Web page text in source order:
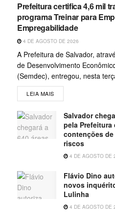
Prefeitura certifica 4,6 mil
programa Treinar para
Empregabilidade
4 DE AGOSTO DE 2026
A Prefeitura de Salvador,
de Desenvolvimento
(Semdec), entregou, nesta
LEIA MAIS
Salvador
pela
contenções
riscos
4 DE AGOSTO DE
Flávio Dino
novos
Lulinha
4 DE AGOSTO DE